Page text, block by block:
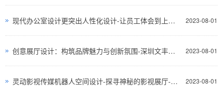
2023-08-01
现代办公室设计更突出人性化设计-让员工体会到上班的快乐与舒适-深圳文丰装饰
2023-08-01
创意展厅设计：构筑品牌魅力与创新氛围-深圳文丰装饰
2023-08-01
灵动影视传媒机器人空间设计-探寻神秘的影视展厅-深圳文丰装饰